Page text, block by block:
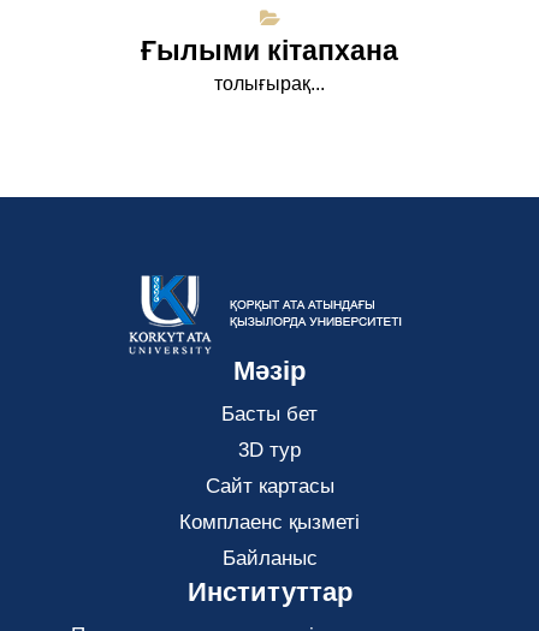
Ғылыми кітапхана
толығырақ...
Мәзір
Басты бет
3D тур
Сайт картасы
Комплаенс қызметі
Байланыс
Институттар